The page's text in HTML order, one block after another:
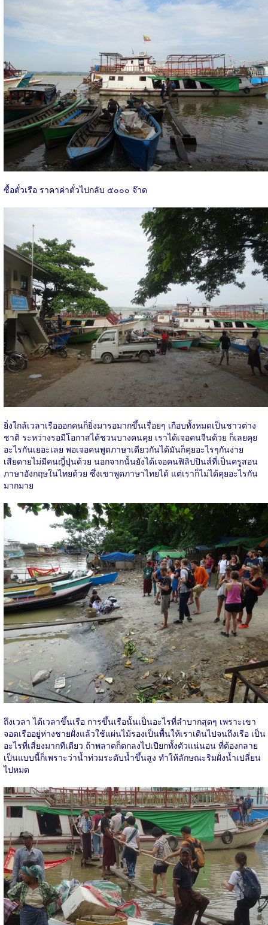
ซื้อตั๋วเรือ ราคาค่าตั๋วไปกลับ ๕๐๐๐ จ๊าด
ยิ่งใกล้เวลาเรือออกคนก็ยิ่งมารอมากขึ้นเรื่อยๆ เกือบทั้งหมดเป็นชาวต่าง
ชาติ ระหว่างรอมีโอกาสได้ชวนบางคนคุย เราได้เจอคนจีนด้วย ก็เลยคุย
อะไรกันเยอะเลย พอเจอคนพูดภาษาเดียวกันได้มันก็คุยอะไรๆกันง่าย
เสียดายไม่มีคนญี่ปุ่นด้วย นอกจากนั้นยังได้เจอคนฟิลิปปินส์ที่เป็นครูสอน
ภาษาอังกฤษในไทยด้วย ซึ่งเขาพูดภาษาไทยได้ แต่เราก็ไม่ได้คุยอะไรกัน
มากมาย
ถึงเวลา ได้เวลาขึ้นเรือ การขึ้นเรือนั้นเป็นอะไรที่ลำบากสุดๆ เพราะเขา
จอดเรืออยู่ห่างชายฝั่งแล้วใช้แผ่นไม้รองเป็นพื้นให้เราเดินไปจนถึงเรือ เป็น
อะไรที่เสี่ยงมากทีเดียว ถ้าพลาดก็ตกลงไปเปียกทั้งตัวแน่นอน ที่ต้องกลาย
เป็นแบบนี้ก็เพราะว่าน้ำท่วมระดับน้ำขึ้นสูง ทำให้ลักษณะริมฝั่งน้ำเปลี่ยน
ไปหมด